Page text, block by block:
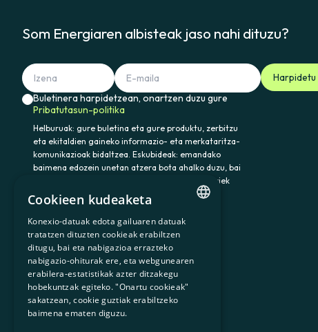
Som Energiaren albisteak jaso nahi dituzu?
Harpidetu
Buletinera harpidetzean, onartzen duzu gure
Pribatutasun-politika
Helburuak: gure buletina eta gure produktu, zerbitzu
eta ekitaldien gaineko informazio- eta merkataritza-
komunikazioak bidaltzea. Eskubideak: emandako
baimena edozein unetan atzera bota ahalko duzu, bai
eta datuak atzitu, zuzendu eta ezabatu ere. Horiek
eta gainerako eskubideak baliatzeko idatzi
somenergia@delegado-datos.com helbidera.
Informazio osagarria: Pribatutasun-politika
900 103 605
CATALAN
SPANISH
GL
BASQUE
Cookieen kudeaketa
Konexio-datuak edota gailuaren datuak
tratatzen dituzten cookieak erabiltzen
ditugu, bai eta nabigazioa errazteko
nabigazio-ohiturak ere, eta webgunearen
erabilera-estatistikak azter ditzakegu
hobekuntzak egiteko. "Onartu cookieak"
sakatzean, cookie guztiak erabiltzeko
baimena ematen diguzu.